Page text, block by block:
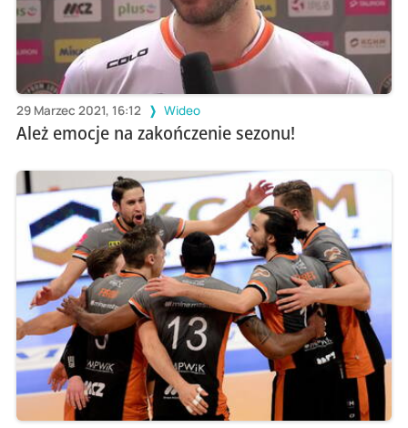
29 Marzec 2021, 16:12 Wideo
Ależ emocje na zakończenie sezonu!